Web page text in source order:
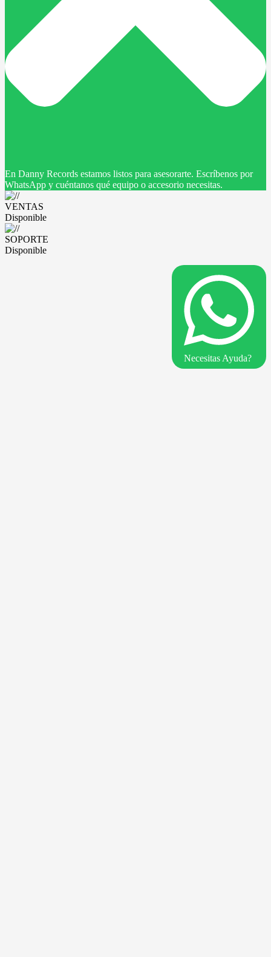
En Danny Records estamos listos para asesorarte. Escríbenos por
WhatsApp y cuéntanos qué equipo o accesorio necesitas.
VENTAS
Disponible
SOPORTE
Disponible
Necesitas Ayuda?